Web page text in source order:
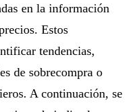
en la información
Estos
tendencias,
de sobrecompra o
A continuación, se